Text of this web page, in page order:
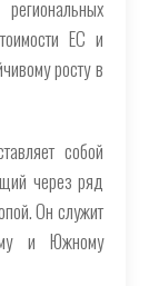
ЕС и
росту в
собой
через ряд
Он служит
и Южному